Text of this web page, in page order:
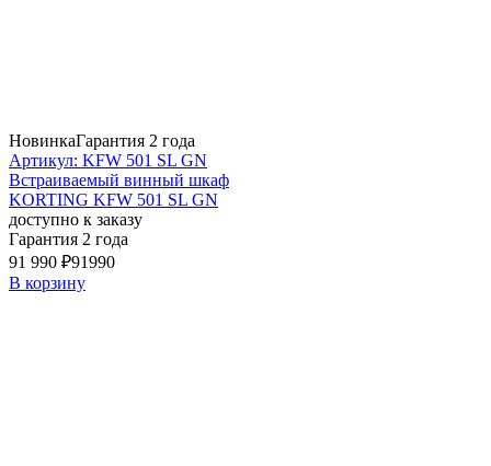
НовинкаГарантия 2 года
Артикул: KFW 501 SL GN
Встраиваемый винный шкаф
KORTING KFW 501 SL GN
доступно к заказу
Гарантия 2 года
91 990 ₽91990
В корзину